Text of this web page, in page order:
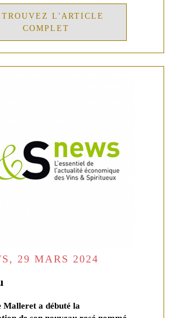
L'ARTICLE
COMPLET
29 MARS 2024
Malleret a débuté la